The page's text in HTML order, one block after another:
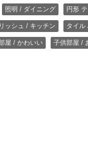
照明 / ダイニング 円形
ッシュ / キッチン タイル
屋 / かわいい 子供部屋 /